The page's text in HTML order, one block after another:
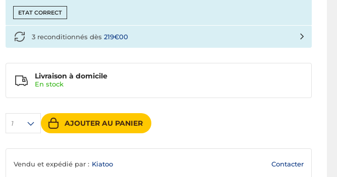
ETAT CORRECT
1 AJOUTER AU PANIER
Livraison à domicile
En stock
3 reconditionnés dès 219€00
Vendu et expédié par : Kiatoo Contacter